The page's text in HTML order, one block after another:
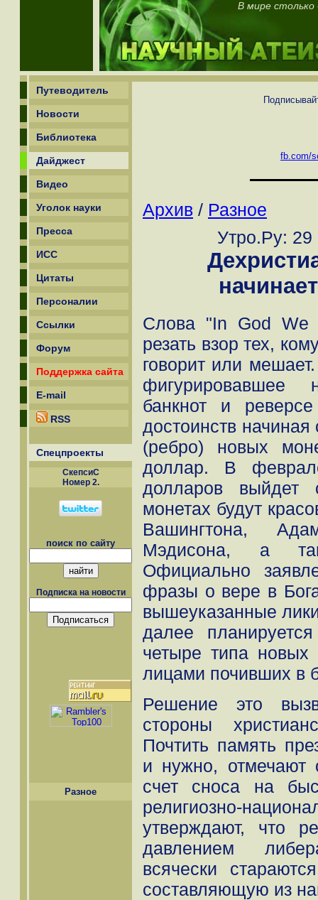
В мире
Путеводитель
Новости
Библиотека
Дайджест
Видео
Уголок науки
Пресса
ИСС
Цитаты
Персоналии
Ссылки
Форум
Поддержка сайта
E-mail
RSS
Спецпроекты
СкепсиС
Номер 2.
поиск по сайту
Подписка на новости
Разное
fb.com/
Архив / Разное
Утро.Ру: 29
Слова "In God We
резать взор тех,
говорит или
фигурировавшее
банкнот и
достоинств начиная
(ребро) новых
доллар. В
долларов выйдет
монетах будут
Вашингтона,
Мэдисона, а
Официально
фразы о вере в
вышеуказанные
далее
четыре типа
лицами почивших в
Решение это
стороны
Почтить память
и нужно, отмечают
счет сноса на
религиозно-
утверждают, что
давлением
всячески
составляющую из